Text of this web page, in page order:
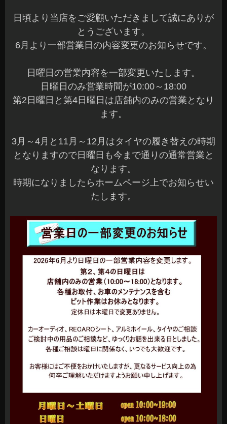
日頃より当店をご愛顧いただきまして誠にありが
とうございます。
6月より一部営業日の内容変更のお知らせです。
日曜日の営業内容を一部変更いたします。
日曜日のみ営業時間が10:00～18:00
第2日曜日と第4日曜日は店舗内のみの営業となり
ます。
3月～4月と11月～12月はタイヤの履き替えの時期
となりますので日曜日も今まで通りの通常営業と
なります。
時期になりましたらホームページ上でお知らせい
たします。